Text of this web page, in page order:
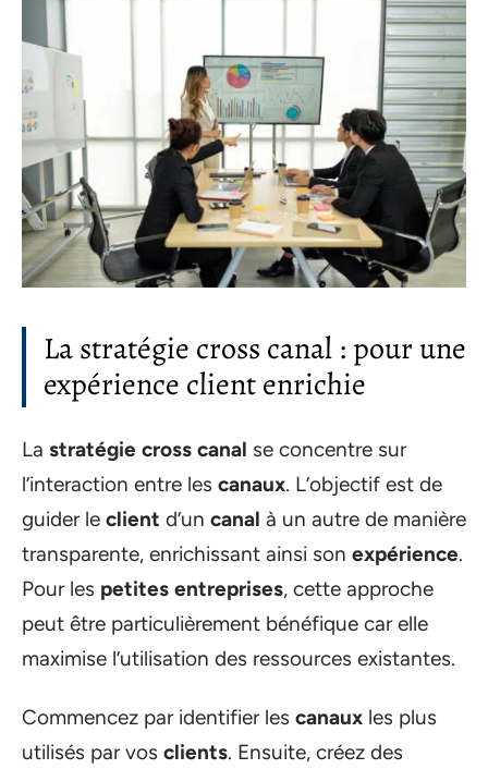
La stratégie cross canal : pour une
expérience client enrichie
La stratégie cross canal se concentre sur
l’interaction entre les canaux. L’objectif est de
guider le client d’un canal à un autre de manière
transparente, enrichissant ainsi son expérience.
Pour les petites entreprises, cette approche
peut être particulièrement bénéfique car elle
maximise l’utilisation des ressources existantes.
Commencez par identifier les canaux les plus
utilisés par vos clients. Ensuite, créez des